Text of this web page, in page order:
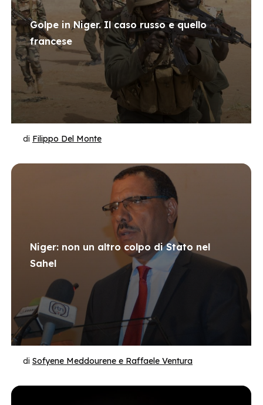
Golpe in Niger. Il caso russo e quello
francese
di Filippo Del Monte
Niger: non un altro colpo di Stato nel
Sahel
di Sofyene Meddourene e Raffaele Ventura